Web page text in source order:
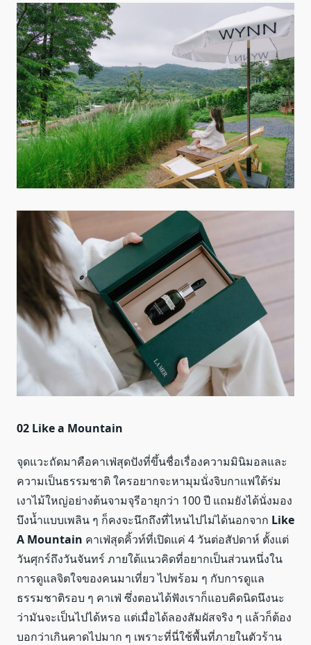
02 Like a Mountain
จุดแวะถัดมาคือคาเฟ่สุดปังที่ขึ้นชื่อเรื่องความมินิมอลและ
ความเป็นธรรมชาติ ใครอยากจะหามุมนั่งจิบกาแฟใต้ร่ม
เงาไม้ใหญ่อย่างต้นจามจุรีอายุกว่า 100 ปี แถมยังได้นั่งมอง
บึงน้ำแบบเพลิน ๆ ก็คงจะนึกถึงที่ไหนไปไม่ได้นอกจาก Like
A Mountain คาเฟ่สุดคิ้วท์ที่เปิดแค่ 4 วันต่อสัปดาห์ ตั้งแต่
วันศุกร์ถึงวันจันทร์ ภายใต้แนวคิดที่อยากเป็นส่วนหนึ่งใน
การดูแลจิตใจของคนมาเที่ยว ไปพร้อม ๆ กับการดูแล
ธรรมชาติรอบ ๆ คาเฟ่ ซึ่งตอนได้ฟังเราก็แอบคิดนิดนึงนะ
ว่ามันจะเป็นไปได้หรอ แต่เมื่อได้ลองสัมผัสจริง ๆ แล้วก็ต้อง
บอกว่าเกินคาดไปมาก ๆ เพราะที่นี่ใช้พื้นที่ภายในตัวร้าน